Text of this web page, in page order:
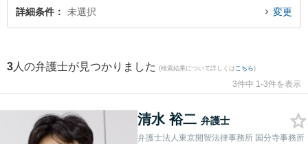
分寺市内の弁護士に相談予約したい』などでお困りの相談者さんにおすすめで
詳細条件 未選択 変更
3 人の弁護士が見つかりました (検索結果について詳しくは こちら)
3件中 1-3件を表示
清水 裕二 弁護士
弁護士法人東京開智法律事務所 国分寺事務所